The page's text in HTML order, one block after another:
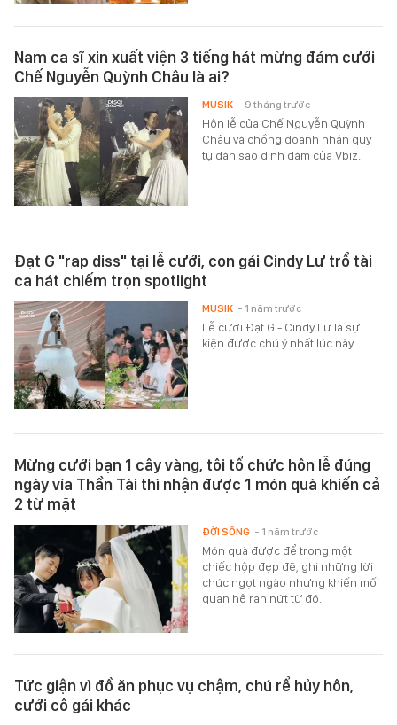
Nam ca sĩ xin xuất viện 3 tiếng hát mừng đám cưới
Chế Nguyễn Quỳnh Châu là ai?
Hôn lễ của Chế Nguyễn Quỳnh
Châu và chồng doanh nhân quy
tụ dàn sao đình đám của Vbiz.
MUSIK - 9 tháng trước
Đạt G "rap diss" tại lễ cưới, con gái Cindy Lư trổ tài
ca hát chiếm trọn spotlight
Lễ cưới Đạt G - Cindy Lư là sự
kiện được chú ý nhất lúc này.
MUSIK - 1 năm trước
Mừng cưới bạn 1 cây vàng, tôi tổ chức hôn lễ đúng
ngày vía Thần Tài thì nhận được 1 món quà khiến cả
2 từ mặt
Món quà được để trong một
chiếc hộp đẹp đẽ, ghi những lời
chúc ngọt ngào nhưng khiến mối
quan hệ rạn nứt từ đó.
ĐỜI SỐNG - 1 năm trước
Tức giận vì đồ ăn phục vụ chậm, chú rể hủy hôn,
cưới cô gái khác